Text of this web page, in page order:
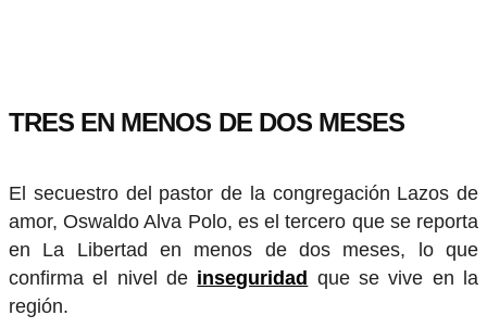
TRES EN MENOS DE DOS MESES
El secuestro del pastor de la congregación Lazos de
amor, Oswaldo Alva Polo, es el tercero que se reporta
en La Libertad en menos de dos meses, lo que
confirma el nivel de inseguridad que se vive en la
región.